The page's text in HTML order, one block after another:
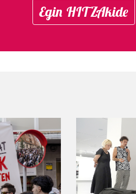
Egin HITZAkide